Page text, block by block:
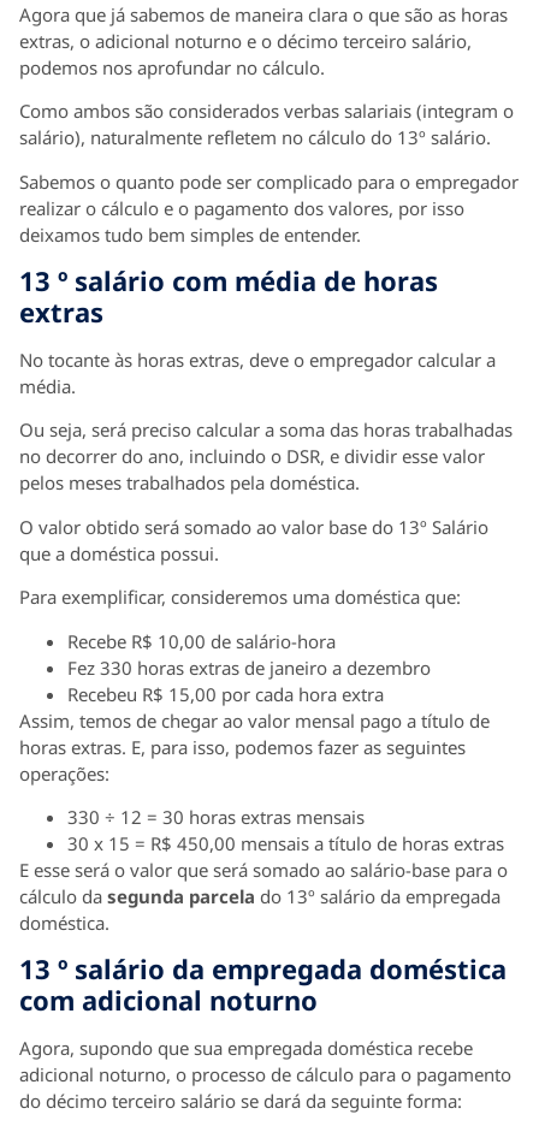
Agora que já sabemos de maneira clara o que são as horas
extras, o adicional noturno e o décimo terceiro salário,
podemos nos aprofundar no cálculo.
Como ambos são considerados verbas salariais (integram o
salário), naturalmente refletem no cálculo do 13º salário.
Sabemos o quanto pode ser complicado para o empregador
realizar o cálculo e o pagamento dos valores, por isso
deixamos tudo bem simples de entender.
13 º salário com média de horas
extras
No tocante às horas extras, deve o empregador calcular a
média.
Ou seja, será preciso calcular a soma das horas trabalhadas
no decorrer do ano, incluindo o DSR, e dividir esse valor
pelos meses trabalhados pela doméstica.
O valor obtido será somado ao valor base do 13º Salário
que a doméstica possui.
Para exemplificar, consideremos uma doméstica que:
Recebe R$ 10,00 de salário-hora
Fez 330 horas extras de janeiro a dezembro
Recebeu R$ 15,00 por cada hora extra
Assim, temos de chegar ao valor mensal pago a título de
horas extras. E, para isso, podemos fazer as seguintes
operações:
330 ÷ 12 = 30 horas extras mensais
30 x 15 = R$ 450,00 mensais a título de horas extras
E esse será o valor que será somado ao salário-base para o
cálculo da segunda parcela do 13º salário da empregada
doméstica.
13 º salário da empregada doméstica
com adicional noturno
Agora, supondo que sua empregada doméstica recebe
adicional noturno, o processo de cálculo para o pagamento
do décimo terceiro salário se dará da seguinte forma: